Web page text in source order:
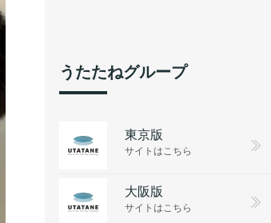
うたたねグループ
東京版
サイトはこちら
大阪版
サイトはこちら